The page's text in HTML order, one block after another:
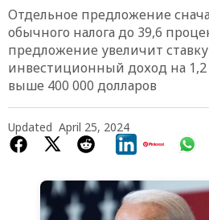
Chia
-6.08%
Отдельное предложение
обычного налога до 39,6
предложение увеличит
инвестиционный доход на
выше 400 000 долларов
Updated April 25, 2024